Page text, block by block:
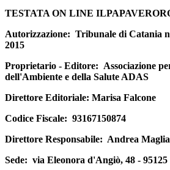
TESTATA ON LINE
Autorizzazione: Tribunale di Catania
2015
Proprietario - Editore: Associazione
dell'Ambiente e della Salute ADAS
Direttore Editoriale: Marisa Falcone
Codice Fiscale: 93167150874
Direttore Responsabile: Andrea Maglia
Sede: via Eleonora d'Angiò, 48 -